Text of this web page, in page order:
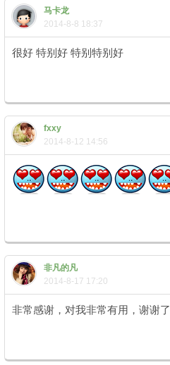
马卡龙
2014-8-8 18:37
很好 特别好 特别特别好
fxxy
2014-8-12 14:56
非凡的凡
2014-8-17 17:20
非常感谢，对我非常有用，谢谢了